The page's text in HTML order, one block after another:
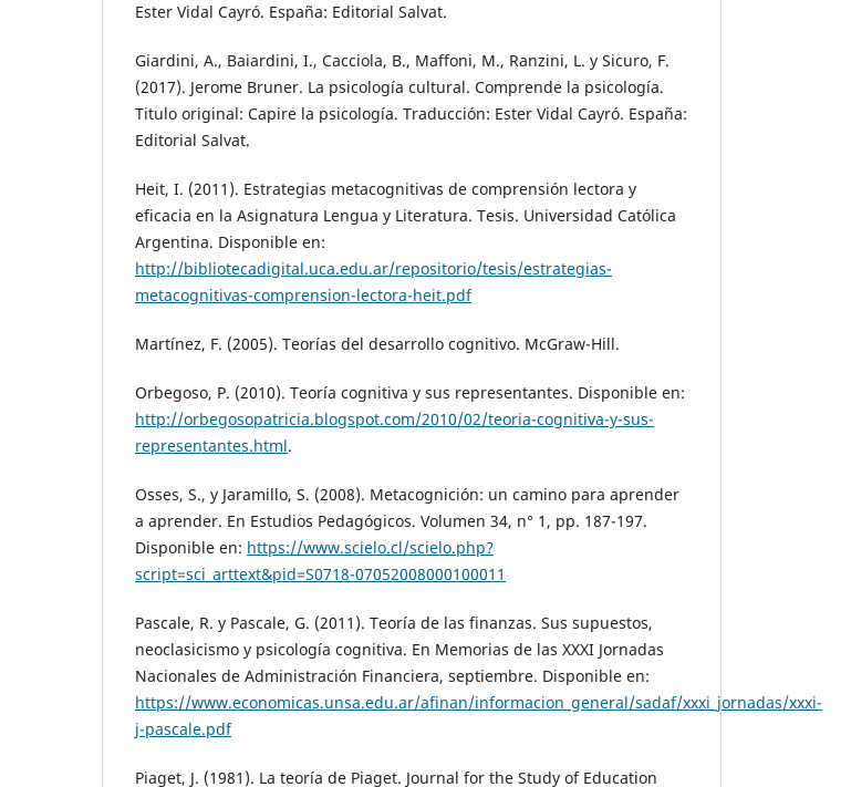
Ester Vidal Cayró. España: Editorial Salvat.
Giardini, A., Baiardini, I., Cacciola, B., Maffoni, M., Ranzini, L. y Sicuro, F.
(2017). Jerome Bruner. La psicología cultural. Comprende la psicología.
Titulo original: Capire la psicología. Traducción: Ester Vidal Cayró. España:
Editorial Salvat.
Heit, I. (2011). Estrategias metacognitivas de comprensión lectora y
eficacia en la Asignatura Lengua y Literatura. Tesis. Universidad Católica
Argentina. Disponible en:
http://bibliotecadigital.uca.edu.ar/repositorio/tesis/estrategias-
metacognitivas-comprension-lectora-heit.pdf
Martínez, F. (2005). Teorías del desarrollo cognitivo. McGraw-Hill.
Orbegoso, P. (2010). Teoría cognitiva y sus representantes. Disponible en:
http://orbegosopatricia.blogspot.com/2010/02/teoria-cognitiva-y-sus-
representantes.html.
Osses, S., y Jaramillo, S. (2008). Metacognición: un camino para aprender
a aprender. En Estudios Pedagógicos. Volumen 34, n° 1, pp. 187-197.
Disponible en: https://www.scielo.cl/scielo.php?
script=sci_arttext&pid=S0718-07052008000100011
Pascale, R. y Pascale, G. (2011). Teoría de las finanzas. Sus supuestos,
neoclasicismo y psicología cognitiva. En Memorias de las XXXI Jornadas
Nacionales de Administración Financiera, septiembre. Disponible en:
https://www.economicas.unsa.edu.ar/afinan/informacion_general/sadaf/xxxi_jornadas/xxxi-
j-pascale.pdf
Piaget, J. (1981). La teoría de Piaget. Journal for the Study of Education